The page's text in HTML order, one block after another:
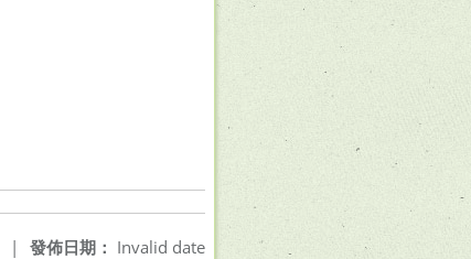
發佈日期： Invalid date
|